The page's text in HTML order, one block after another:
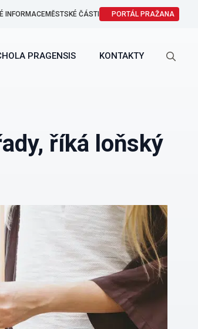
INFORMACEMĚSTSKÉ ČÁSTI PORTÁL PRAŽANA
PRAGENSIS KONTAKTY
říká loňský